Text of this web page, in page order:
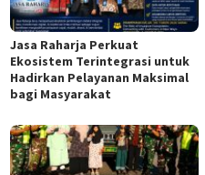
Jasa Raharja Perkuat
Ekosistem Terintegrasi untuk
Hadirkan Pelayanan Maksimal
bagi Masyarakat